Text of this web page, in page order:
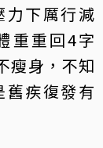
力下厲行減
重重回4字
瘦身，不知
疾復發有